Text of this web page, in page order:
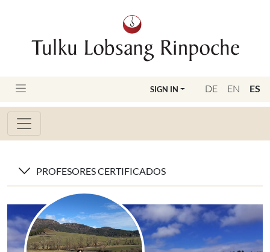
DE EN ES
SIGN IN
PROFESORES CERTIFICADOS